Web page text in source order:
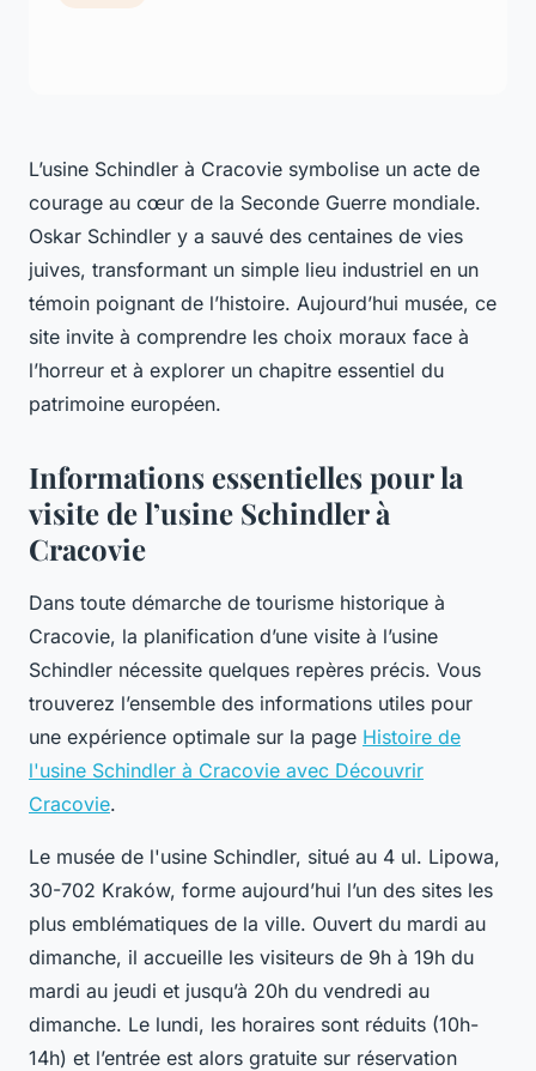
L’usine Schindler à Cracovie symbolise un acte de
courage au cœur de la Seconde Guerre mondiale.
Oskar Schindler y a sauvé des centaines de vies
juives, transformant un simple lieu industriel en un
témoin poignant de l’histoire. Aujourd’hui musée, ce
site invite à comprendre les choix moraux face à
l’horreur et à explorer un chapitre essentiel du
patrimoine européen.
Informations essentielles pour la
visite de l’usine Schindler à
Cracovie
Dans toute démarche de tourisme historique à
Cracovie, la planification d’une visite à l’usine
Schindler nécessite quelques repères précis. Vous
trouverez l’ensemble des informations utiles pour
une expérience optimale sur la page Histoire de
l'usine Schindler à Cracovie avec Découvrir
Cracovie.
Le musée de l'usine Schindler, situé au 4 ul. Lipowa,
30-702 Kraków, forme aujourd’hui l’un des sites les
plus emblématiques de la ville. Ouvert du mardi au
dimanche, il accueille les visiteurs de 9h à 19h du
mardi au jeudi et jusqu’à 20h du vendredi au
dimanche. Le lundi, les horaires sont réduits (10h-
14h) et l’entrée est alors gratuite sur réservation